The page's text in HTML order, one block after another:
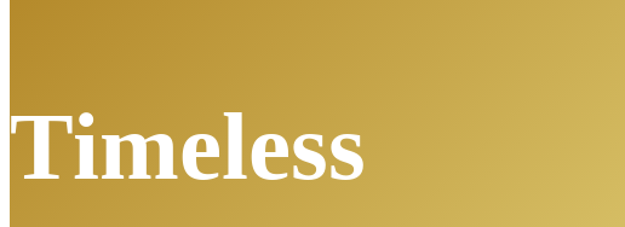
Timeless